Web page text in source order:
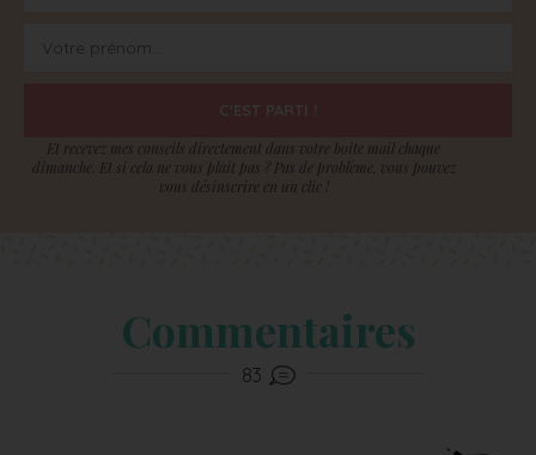
Et recevez mes conseils directement dans votre boite mail chaque
dimanche. Et si cela ne vous plait pas ? Pas de problème, vous pouvez
vous désinscrire en un clic !
Commentaires
83